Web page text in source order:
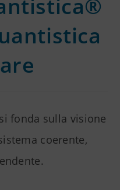
fonda sulla visione
coerente,